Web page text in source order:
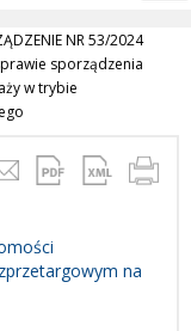
NR 53/2024
sporządzenia
w trybie
na